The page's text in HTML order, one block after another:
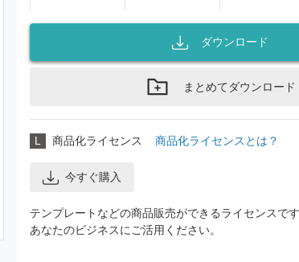
ダウンロード
まとめてダウンロード
L 商品化ライセンス 商品化ライセンスとは？
今すぐ購入
テンプレートなどの商品販売ができるライセンスです
あなたのビジネスにご活用ください。